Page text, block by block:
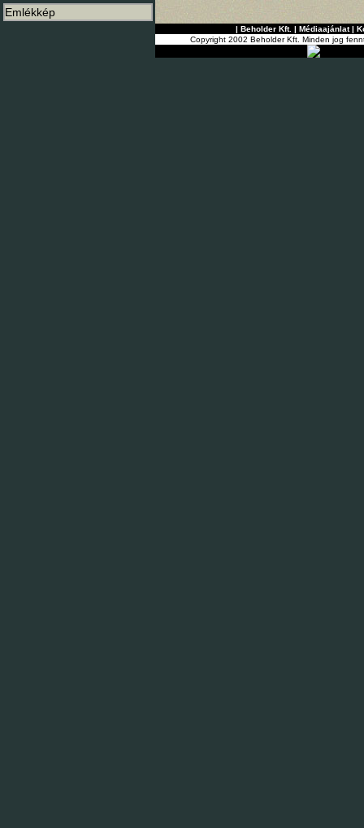
| Beholder Kft. | Médiaajánlat|
Copyright 2002 Beholder Kft. Minden jog